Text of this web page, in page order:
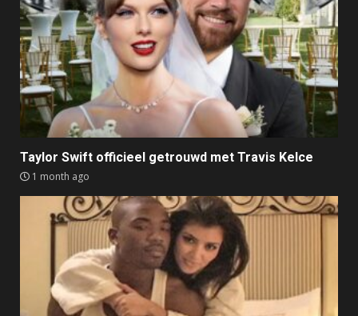
Taylor Swift officieel getrouwd met Travis Kelce
1 month ago